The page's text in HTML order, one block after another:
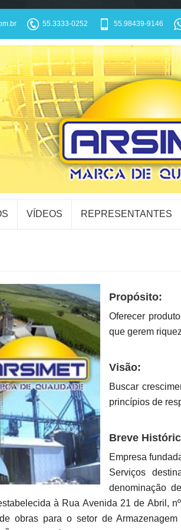
55.3333-0252 55.98439-9146
VÍDEOS REPRESENTANTES
Propósito:
Oferecer
que gerem
Visão:
Buscar
princípios de
Breve
Empresa
Serviços
denominação
à Rua Avenida 21 de Abril,
obras para o setor de